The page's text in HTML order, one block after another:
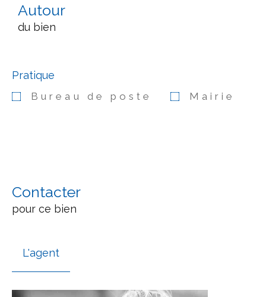
Autour
du bien
Pratique
Bureau de poste Mairie
Contacter
pour ce bien
L'agent